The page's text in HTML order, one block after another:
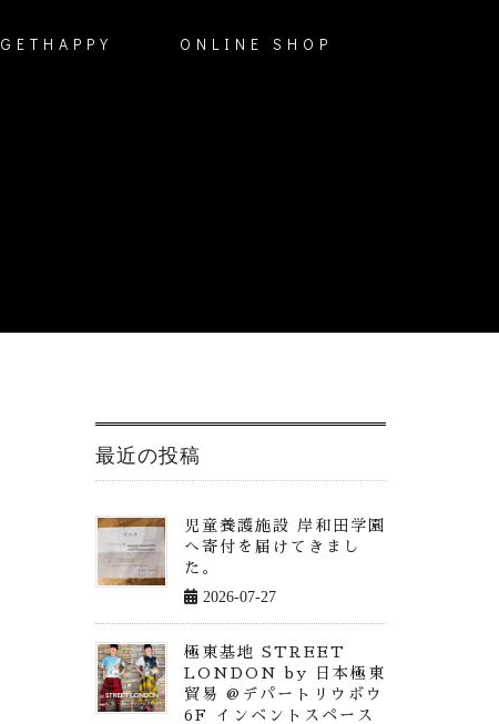
GETHAPPY ONLINE SHOP
最近の投稿
児童養護施設 岸和田学園
へ寄付を届けてきまし
た。
2026-07-27
極東基地 STREET
LONDON by 日本極東
貿易 @デパートリウボウ
6F インベントスペース